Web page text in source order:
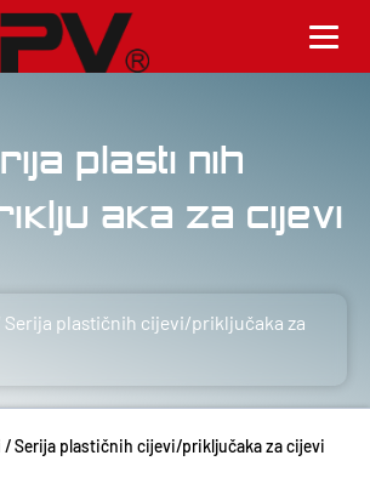
plastičnih
za cijevi
Serija plastičnih cijevi/priključaka za
/Serija plastičnih cijevi/priključaka za cijevi